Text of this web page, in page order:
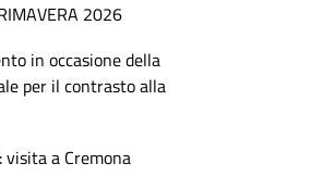
2026
in occasione della
per il contrasto alla
visita a Cremona